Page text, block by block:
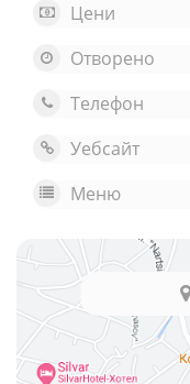
Цени
Отворено
Телефон
Уебсайт
Меню